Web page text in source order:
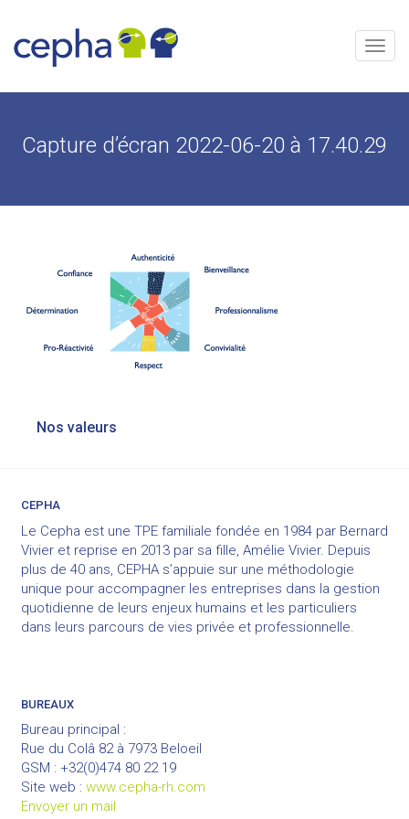
contenu
Menu
Capture d’écran 2022-06-20 à 17.40.29
Navigation
Nos valeurs
CEPHA
Le Cepha est une TPE familiale fondée en 1984 par Bernard
Vivier et reprise en 2013 par sa fille, Amélie Vivier. Depuis
plus de 40 ans, CEPHA s’appuie sur une méthodologie
unique pour accompagner les entreprises dans la gestion
quotidienne de leurs enjeux humains et les particuliers
dans leurs parcours de vies privée et professionnelle.
BUREAUX
Bureau principal :
Rue du Colâ 82 à 7973 Beloeil
GSM : +32(0)474 80 22 19
Site web : www.cepha-rh.com
Envoyer un mail